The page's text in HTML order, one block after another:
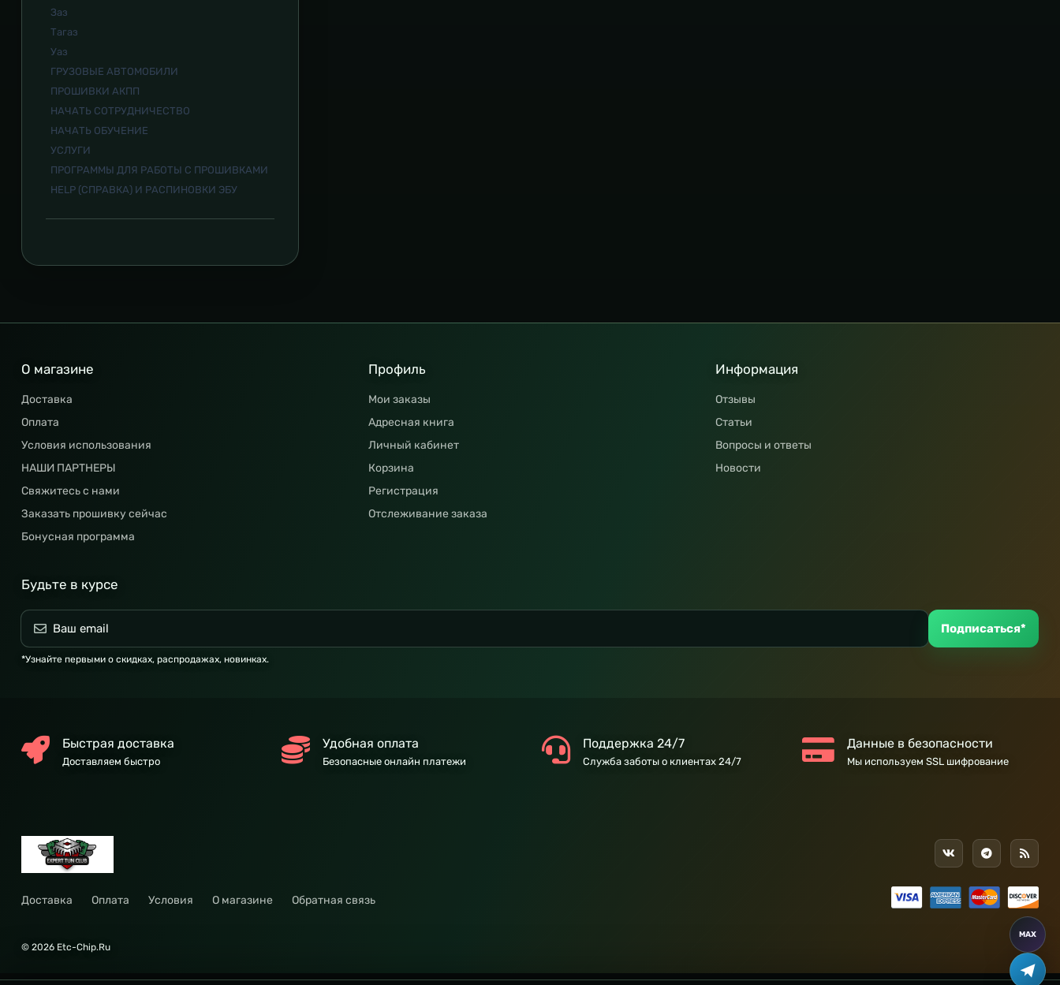
Заз
Тагаз
Уаз
ГРУЗОВЫЕ АВТОМОБИЛИ
ПРОШИВКИ АКПП
НАЧАТЬ СОТРУДНИЧЕСТВО
НАЧАТЬ ОБУЧЕНИЕ
УСЛУГИ
ПРОГРАММЫ ДЛЯ РАБОТЫ С ПРОШИВКАМИ
HELP (СПРАВКА) И РАСПИНОВКИ ЭБУ
О магазине
Доставка
Оплата
Условия использования
НАШИ ПАРТНЕРЫ
Свяжитесь с нами
Заказать прошивку сейчас
Бонусная программа
Профиль
Мои заказы
Адресная книга
Личный кабинет
Корзина
Регистрация
Отслеживание заказа
Информация
Отзывы
Статьи
Вопросы и ответы
Новости
Будьте в курсе
Подписаться*
*Узнайте первыми о скидках, распродажах, новинках.
Быстрая доставка
Доставляем быстро
Удобная оплата
Безопасные онлайн платежи
Поддержка 24/7
Служба заботы о клиентах 24/7
Данные в безопасности
Мы используем SSL шифрование
Доставка Оплата Условия О магазине Обратная связь
© 2026 Etc-Chip.Ru